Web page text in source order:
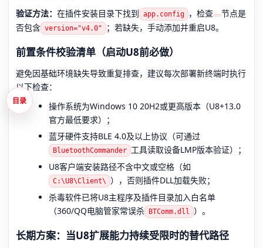
验证方法： 在插件安装目录下找到 app.config ，检查
节点是
否包含 version="v4.0" ；若缺失，手动添加并重启U8。
前置条件校验清单（启动U8前必做）
避免因基础环境缺失导致重复排查，建议每次部署新终端时执行
以下检查：
操作系统为Windows 10 20H2或更高版本（U8+13.0
官方最低要求）；
蓝牙硬件支持BLE 4.0及以上协议（可通过
BluetoothCommander 工具读取设备LMP版本验证）；
U8客户端安装路径不含中文或空格（如
C:\U8\Client\ ），否则插件DLL加载失败；
杀毒软件已将U8主程序及插件目录加入白名单
（360/QQ电脑管家常误杀 BTComm.dll ）。
长期方案：当U8扩展能力持续受限时的替代路径
目录